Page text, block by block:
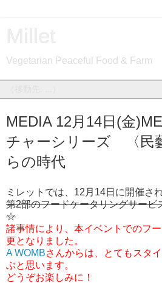
Vegetarian Peaceful Food & Farm
MEDIA 12月14日(金
チャーシリーズ 〈民
らの時代
ミレットでは、12月14日に開催さ
第2部のフードケータリングサービ
☆
諸事情により、本イベントでのフ
更となりました。
A WOMBさんからは、とてもスタ
ぶと思います。
どうぞお楽しみに！